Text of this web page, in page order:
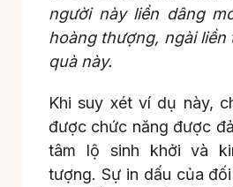
người này liền dâng
hoàng thượng, ngài
quà này.
Khi suy xét ví dụ này,
được chức năng được
tâm lộ sinh khởi và
tượng. Sự in dấu của